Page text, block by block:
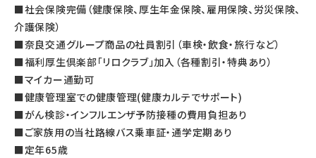
■社会保険完備（健康保険、厚生年金保険、雇用保険、労災保険、
介護保険）
■奈良交通グループ商品の社員割引（車検・飲食・旅行など）
■福利厚生倶楽部「リロクラブ」加入（各種割引・特典あり）
■マイカー通勤可
■健康管理室での健康管理(健康カルテでサポート)
■がん検診・インフルエンザ予防接種の費用負担あり
■ご家族用の当社路線バス乗車証・通学定期あり
■定年65歳